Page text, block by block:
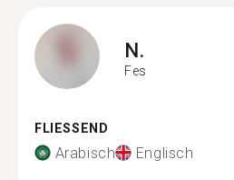
N.
Fes
FLIESSEND
Arabisch Englisch